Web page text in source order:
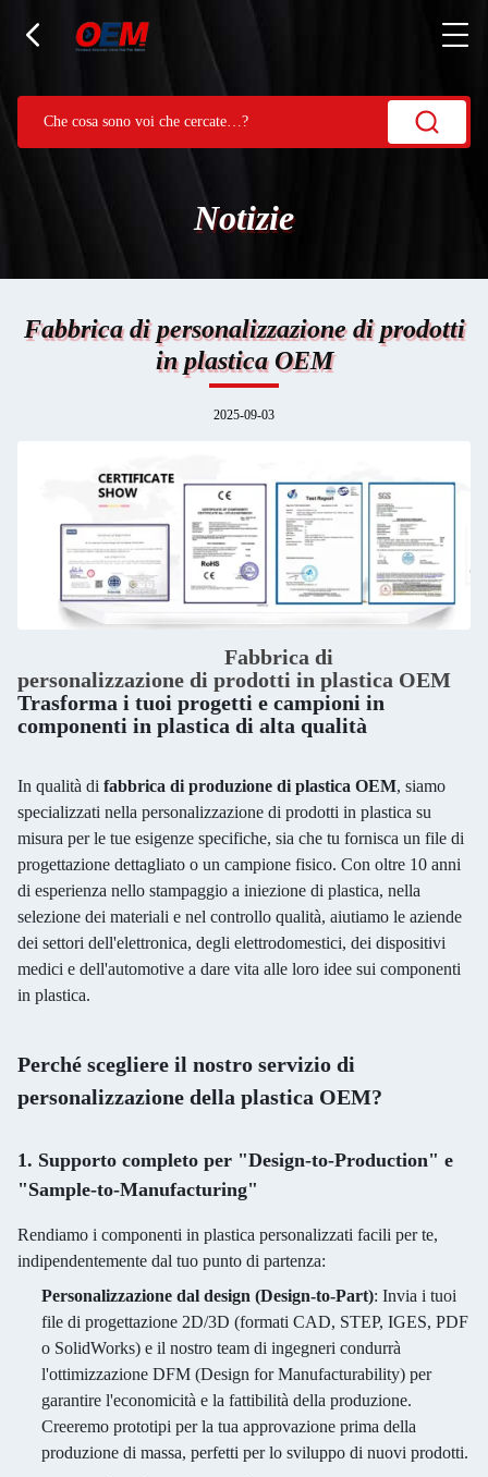
Notizie
Fabbrica di personalizzazione di prodotti
in plastica OEM
2025-09-03
Fabbrica di
personalizzazione di prodotti in plastica OEM
Trasforma i tuoi progetti e campioni in
componenti in plastica di alta qualità
In qualità di fabbrica di produzione di plastica OEM, siamo
specializzati nella personalizzazione di prodotti in plastica su
misura per le tue esigenze specifiche, sia che tu fornisca un file di
progettazione dettagliato o un campione fisico. Con oltre 10 anni
di esperienza nello stampaggio a iniezione di plastica, nella
selezione dei materiali e nel controllo qualità, aiutiamo le aziende
dei settori dell'elettronica, degli elettrodomestici, dei dispositivi
medici e dell'automotive a dare vita alle loro idee sui componenti
in plastica.
Perché scegliere il nostro servizio di
personalizzazione della plastica OEM?
1. Supporto completo per "Design-to-Production" e
"Sample-to-Manufacturing"
Rendiamo i componenti in plastica personalizzati facili per te,
indipendentemente dal tuo punto di partenza:
Personalizzazione dal design (Design-to-Part): Invia i tuoi
file di progettazione 2D/3D (formati CAD, STEP, IGES, PDF
o SolidWorks) e il nostro team di ingegneri condurrà
l'ottimizzazione DFM (Design for Manufacturability) per
garantire l'economicità e la fattibilità della produzione.
Creeremo prototipi per la tua approvazione prima della
produzione di massa, perfetti per lo sviluppo di nuovi prodotti.